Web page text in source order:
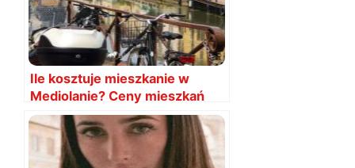
Ile kosztuje mieszkanie w
Mediolanie? Ceny mieszkań